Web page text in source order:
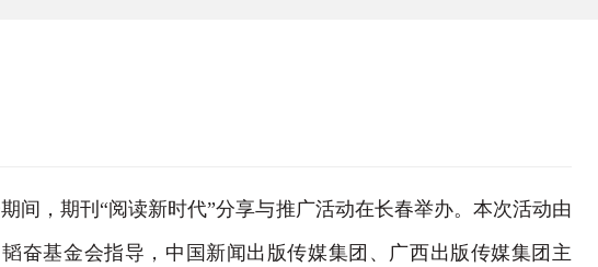
间，期刊“阅读新时代”分享与推广活动在长春举办。本次活动由
奋基金会指导，中国新闻出版传媒集团、广西出版传媒集团主